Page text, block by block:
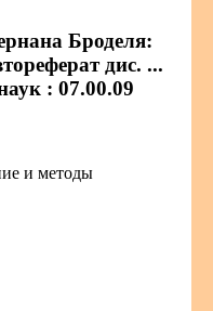
Броделя:
дис. ...
: 07.00.09
и методы